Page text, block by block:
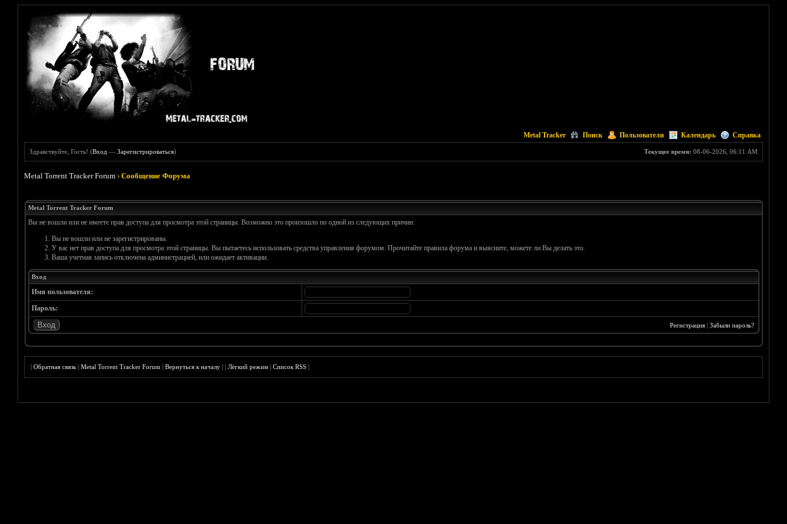
Metal Tracker Поиск Пользователи Календарь Справка
Текущее время: 08-06-2026, 06:11 AM
Здравствуйте, Гость! (Вход —Зарегистрироваться)
Metal Torrent Tracker Forum ›Сообщение Форума
Metal Torrent Tracker Forum
Вы не вошли или не имеете прав доступа для просмотра этой страницы. Возможно это произошло по одной из следующих причин:
Вы не вошли или не зарегистрированы.
У вас нет прав доступа для просмотра этой страницы. Вы пытаетесь использовать средства управления форумом. Прочитайте правила форума и выясните, можете ли Вы делать это.
Ваша учетная запись отключена администрацией, или ожидает активации.
Вход
Имя пользователя:
Пароль:
Регистрация| Забыли пароль?
|Обратная связь |Metal Torrent Tracker Forum |Вернуться к началу ||Лёгкий режим |Список RSS |